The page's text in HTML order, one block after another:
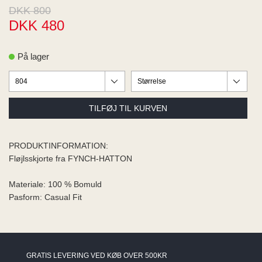
MODA
DKK 800
DKK 480
På lager
PRODUKTINFORMATION:
Fløjlsskjorte fra FYNCH-HATTON
Materiale: 100 % Bomuld
Pasform: Casual Fit
GRATIS LEVERING VED KØB OVER 500KR